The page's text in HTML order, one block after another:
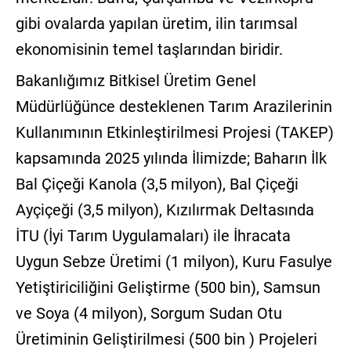
gibi ovalarda yapılan üretim, ilin tarımsal
ekonomisinin temel taşlarından biridir.
Bakanlığımız Bitkisel Üretim Genel
Müdürlüğünce desteklenen Tarım Arazilerinin
Kullanımının Etkinleştirilmesi Projesi (TAKEP)
kapsamında 2025 yılında İlimizde; Baharın İlk
Bal Çiçeği Kanola (3,5 milyon), Bal Çiçeği
Ayçiçeği (3,5 milyon), Kızılırmak Deltasında
İTU (İyi Tarım Uygulamaları) ile İhracata
Uygun Sebze Üretimi (1 milyon), Kuru Fasulye
Yetiştiriciliğini Geliştirme (500 bin), Samsun
ve Soya (4 milyon), Sorgum Sudan Otu
Üretiminin Geliştirilmesi (500 bin ) Projeleri